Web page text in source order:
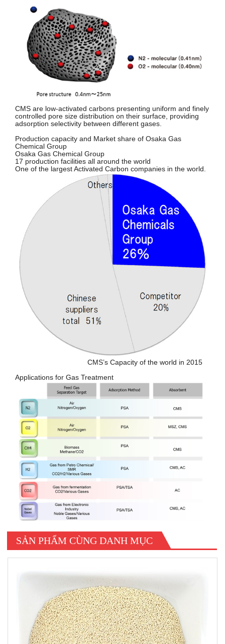
CMS are low-activated carbons presenting uniform and finely
controlled pore size distribution on their surface, providing
adsorption selectivity between different gases.
Production capacity and Market share of Osaka Gas
Chemical Group
Osaka Gas Chemical Group
17 production facilities all around the world
One of the largest Activated Carbon companies in the world.
CMS’s Capacity of the world in 2015
Applications for Gas Treatment
SẢN PHẨM CÙNG DANH MỤC